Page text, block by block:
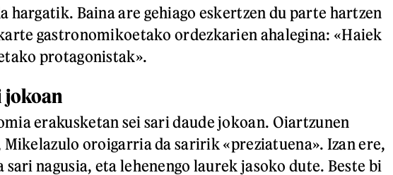
hargatik. Baina are gehiago eskertzen du parte hartzen
gastronomikoetako ordezkarien ahalegina: «Haiek
protagonistak».
jokoan
erakusketan sei sari daude jokoan. Oiartzunen
oroigarria da saririk «preziatuena». Izan ere,
sari nagusia, eta lehenengo laurek jasoko dute. Beste bi